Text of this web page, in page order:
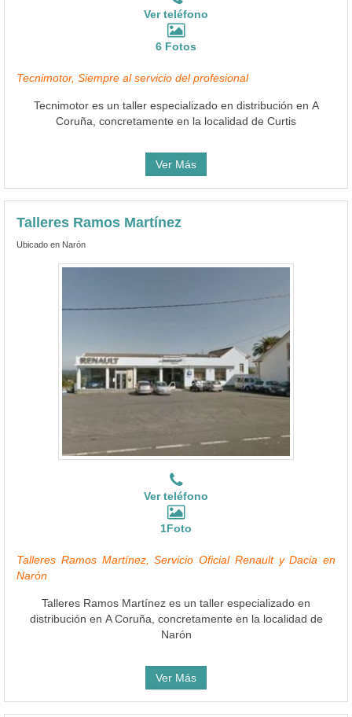
Ver teléfono
6 Fotos
Tecnimotor, Siempre al servicio del profesional
Tecnimotor es un taller especializado en distribución en A
Coruña, concretamente en la localidad de Curtis
Ver Más
Talleres Ramos Martínez
Ubicado en Narón
Ver teléfono
1Foto
Talleres Ramos Martínez, Servicio Oficial Renault y Dacia en
Narón
Talleres Ramos Martínez es un taller especializado en
distribución en A Coruña, concretamente en la localidad de
Narón
Ver Más